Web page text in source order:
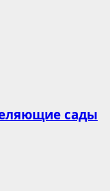
сады